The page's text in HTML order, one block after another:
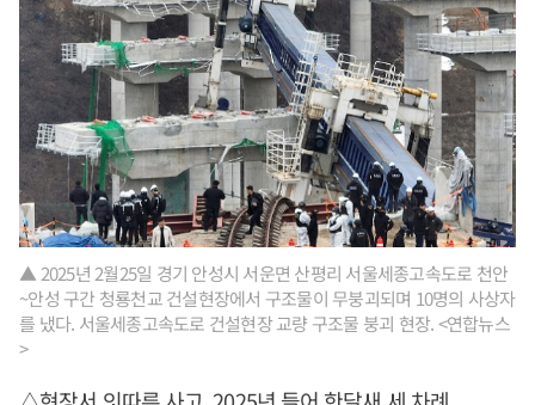
▲ 2025년 2월25일 경기 안성시 서운면 산평리 서울세종고속도로 천안
~안성 구간 청룡천교 건설현장에서 구조물이 무붕괴되며 10명의 사상자
를 냈다. 서울세종고속도로 건설현장 교량 구조물 붕괴 현장. <연합뉴스
>